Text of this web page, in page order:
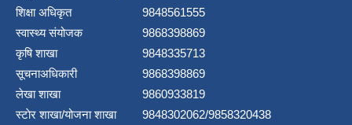
शिक्षा अधिकृत
9848561555
स्वास्थ्य संयोजक
9868398869
कृषि शाखा
9848335713
सूचनाअधिकारी
9868398869
लेखा शाखा
9860933819
स्टाेर शाखा/योजना शाखा
9848302062/9858320438